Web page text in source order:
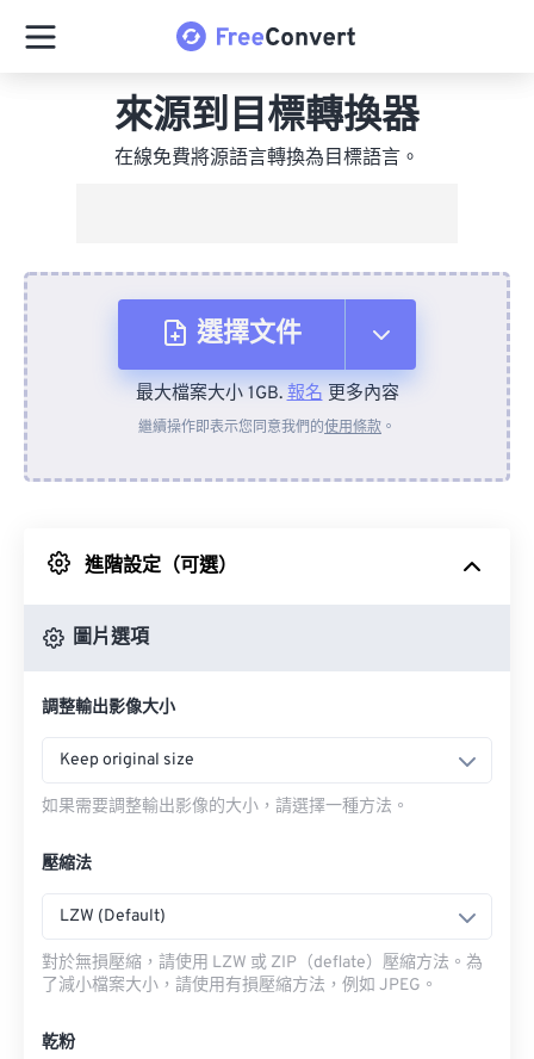
來源到目標轉換器
在線免費將源語言轉換為目標語言。
選擇文件
來自裝置
來自 Google 雲端硬碟
最大檔案大小 1GB.報名更多內容
繼續操作即表示您同意我們的使用條款 。
進階設定（可選）
圖片選項
調整輸出影像大小
Keep original size
如果需要調整輸出影像的大小，請選擇一種方法。
壓縮法
LZW (Default)
對於無損壓縮，請使用 LZW 或 ZIP（deflate）壓縮方法。為
了減小檔案大小，請使用有損壓縮方法，例如 JPEG。
乾粉